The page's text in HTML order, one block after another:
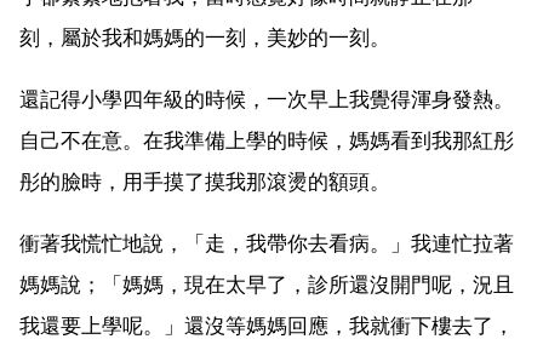
刻，屬於我和媽媽的一刻，美妙的一刻。
還記得小學四年級的時候，一次早上我覺得渾身發熱。
自己不在意。在我準備上學的時候，媽媽看到我那紅彤
彤的臉時，用手摸了摸我那滾燙的額頭。
衝著我慌忙地說，「走，我帶你去看病。」我連忙拉著
媽媽說；「媽媽，現在太早了，診所還沒開門呢，況且
我還要上學呢。」還沒等媽媽回應，我就衝下樓去了，